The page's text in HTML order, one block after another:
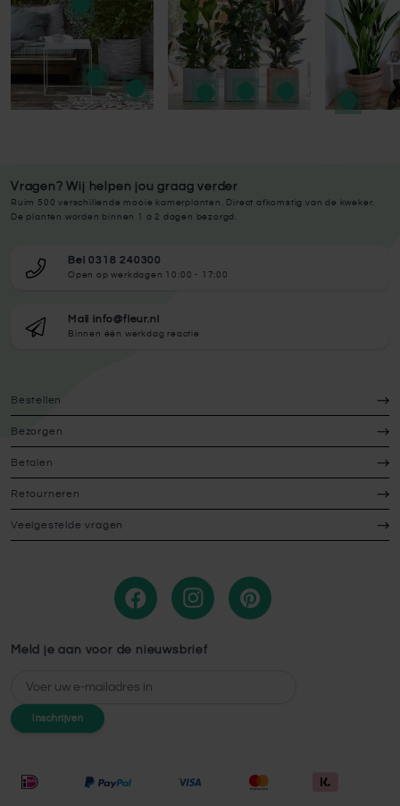
Vragen? Wij helpen jou graag verder
Ruim 500 verschillende mooie kamerplanten. Direct afkomstig van de kweker.
De planten worden binnen 1 à 2 dagen bezorgd.
Bel 0318 240300
Open op werkdagen 10:00 - 17:00
Mail info@fleur.nl
Binnen één werkdag reactie
Bestellen
Bezorgen
Betalen
Retourneren
Veelgestelde vragen
Meld je aan voor de nieuwsbrief
E-mailadres
Inschrijven